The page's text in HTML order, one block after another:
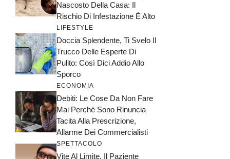
Nascosto Della Casa: Il
Rischio Di Infestazione È Alto
LIFESTYLE
Doccia Splendente, Ti Svelo Il
Trucco Delle Esperte Di
Pulito: Così Dici Addio Allo
Sporco
ECONOMIA
Debiti: Le Cose Da Non Fare
Mai Perché Sono Rinuncia
Tacita Alla Prescrizione,
Allarme Dei Commercialisti
SPETTACOLO
Vite Al Limite, Il Paziente